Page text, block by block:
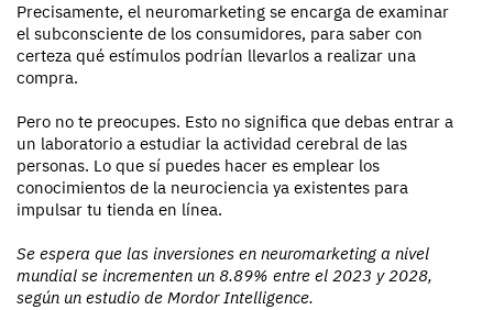
Precisamente, el neuromarketing se encarga de examinar
el subconsciente de los consumidores, para saber con
certeza qué estímulos podrían llevarlos a realizar una
compra.
Pero no te preocupes. Esto no significa que debas entrar a
un laboratorio a estudiar la actividad cerebral de las
personas. Lo que sí puedes hacer es emplear los
conocimientos de la neurociencia ya existentes para
impulsar tu tienda en línea.
Se espera que las inversiones en neuromarketing a nivel
mundial se incrementen un 8.89% entre el 2023 y 2028,
según un estudio de Mordor Intelligence.